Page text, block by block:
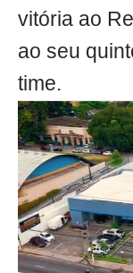
vitória ao
ao seu
time.